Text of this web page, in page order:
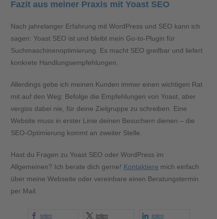
Fazit aus meiner Praxis mit Yoast SEO
Nach jahrelanger Erfahrung mit WordPress und SEO kann ich
sagen: Yoast SEO ist und bleibt mein Go-to-Plugin für
Suchmaschinenoptimierung. Es macht SEO greifbar und liefert
konkrete Handlungsempfehlungen.
Allerdings gebe ich meinen Kunden immer einen wichtigen Rat
mit auf den Weg: Befolge die Empfehlungen von Yoast, aber
vergiss dabei nie, für deine Zielgruppe zu schreiben. Eine
Website muss in erster Linie deinen Besuchern dienen – die
SEO-Optimierung kommt an zweiter Stelle.
Hast du Fragen zu Yoast SEO oder WordPress im
Allgemeinen? Ich berate dich gerne! Kontaktiere mich einfach
über meine Webseite oder vereinbare einen Beratungstermin
per Mail.
teilen teilen teilen